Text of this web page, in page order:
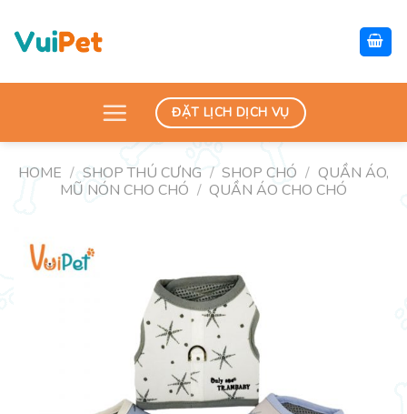
content
ĐẶT LỊCH DỊCH VỤ
HOME / SHOP THÚ CƯNG / SHOP CHÓ / QUẦN ÁO,
MŨ NÓN CHO CHÓ / QUẦN ÁO CHO CHÓ